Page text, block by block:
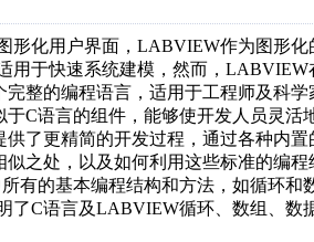
形化用户界面，LABVIEW作为图形
用于快速系统建模，然而，
整的编程语言，适用于工程师及科
C语言的组件，能够使开发人员灵
了更精简的开发过程，通过各种内
之处，以及如何利用这些标准的编
有的基本编程结构和方法，如循环
了C语言及LABVIEW循环、数组、数